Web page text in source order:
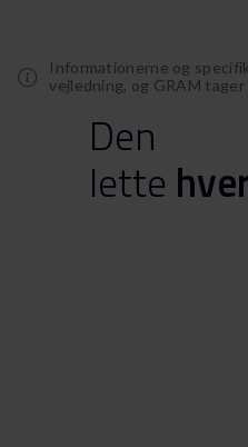
Informationerne og
vejledning, og GRAM
Den
lette